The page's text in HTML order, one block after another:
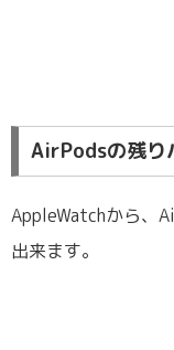
AirPodsの残り
AppleWatchから、
出来ます。